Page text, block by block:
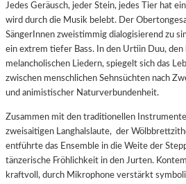
Jedes Geräusch, jeder Stein, jedes Tier hat
wird durch die Musik belebt. Der
SängerInnen zweistimmig dialogisierend zu
ein extrem tiefer Bass. In den Urtiin Duu,
melancholischen Liedern, spiegelt sich das
zwischen menschlichen Sehnsüchten nach
und animistischer Naturverbundenheit.
Zusammen mit den traditionellen
zweisaitigen Langhalslaute, der
entführte das Ensemble in die Weite der
tänzerische Fröhlichkeit in den Jurten.
kraftvoll, durch Mikrophone verstärkt